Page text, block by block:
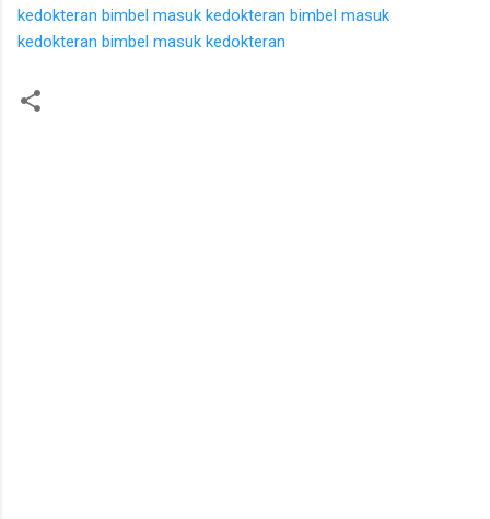
kedokteran bimbel masuk kedokteran bimbel masuk
kedokteran bimbel masuk kedokteran